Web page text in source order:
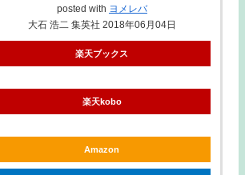
posted with ヨメレバ
大石 浩二 集英社 2018年06月04日
楽天ブックス
楽天kobo
Amazon